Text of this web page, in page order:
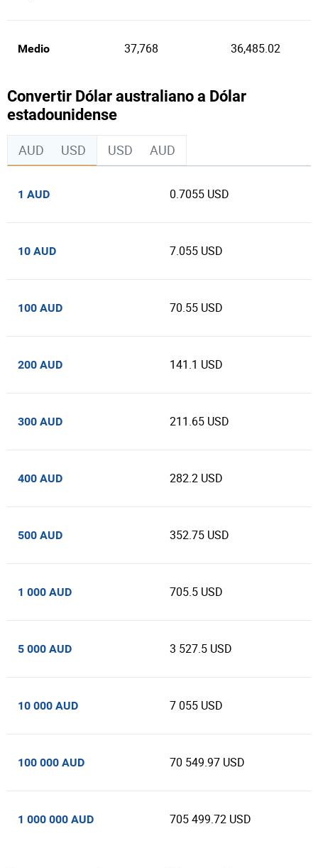
Medio 37,768 36,485.02
Convertir Dólar australiano a Dólar
estadounidense
AUD USD USD AUD
1 AUD 0.7055 USD
10 AUD 7.055 USD
100 AUD 70.55 USD
200 AUD 141.1 USD
300 AUD 211.65 USD
400 AUD 282.2 USD
500 AUD 352.75 USD
1 000 AUD 705.5 USD
5 000 AUD 3 527.5 USD
10 000 AUD 7 055 USD
100 000 AUD 70 549.97 USD
1 000 000 AUD 705 499.72 USD